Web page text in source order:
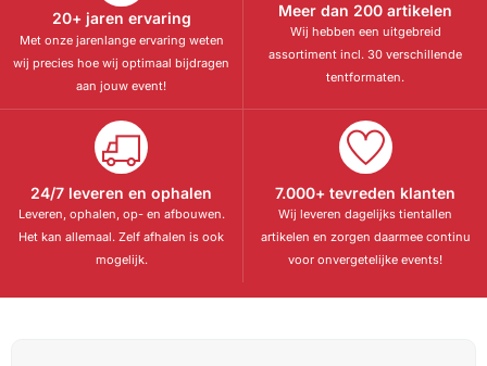
20+ jaren ervaring
Met onze jarenlange ervaring weten
wij precies hoe wij optimaal bijdragen
aan jouw event!
Meer dan 200 artikelen
Wij hebben een uitgebreid
assortiment incl. 30 verschillende
tentformaten.
24/7 leveren en ophalen
Leveren, ophalen, op- en afbouwen.
Het kan allemaal. Zelf afhalen is ook
mogelijk.
7.000+ tevreden klanten
Wij leveren dagelijks tientallen
artikelen en zorgen daarmee continu
voor onvergetelijke events!